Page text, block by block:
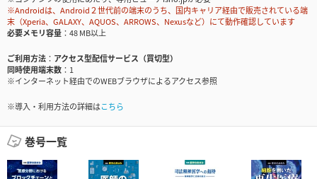
※Androidは、Android２世代前の端末のうち、国内キャリア経由で販売されている端
末（Xperia、GALAXY、AQUOS、ARROWS、Nexusなど）にて動作確認しています
必要メモリ容量
48 MB以上
ご利用方法
アクセス型配信サービス（買切型）
同時使用端末数
1
※インターネット経由でのWEBブラウザによるアクセス参照
※導入・利用方法の詳細はこちら
巻号一覧